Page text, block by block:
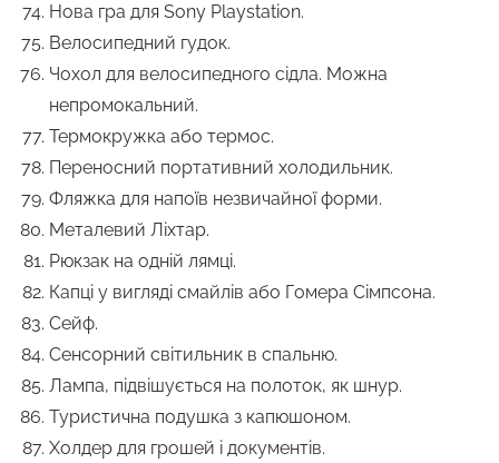
Нова гра для Sony Playstation.
Велосипедний гудок.
Чохол для велосипедного сідла. Можна
непромокальний.
Термокружка або термос.
Переносний портативний холодильник.
Фляжка для напоїв незвичайної форми.
Металевий Ліхтар.
Рюкзак на одній лямці.
Капці у вигляді смайлів або Гомера Сімпсона.
Сейф.
Сенсорний світильник в спальню.
Лампа, підвішується на полоток, як шнур.
Туристична подушка з капюшоном.
Холдер для грошей і документів.